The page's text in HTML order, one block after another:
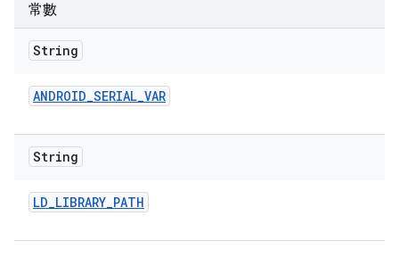
常數
String
ANDROID_SERIAL_VAR
String
LD_LIBRARY_PATH